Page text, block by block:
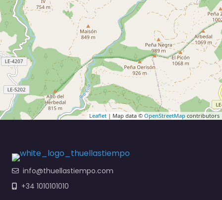
Leaflet| Map data © OpenStreetMap contributors
info@thuellastiempo.com
+34 1010101010